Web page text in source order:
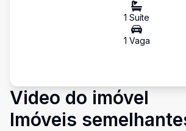
1 Suíte
1 Vaga
Video do imóvel
Imóveis